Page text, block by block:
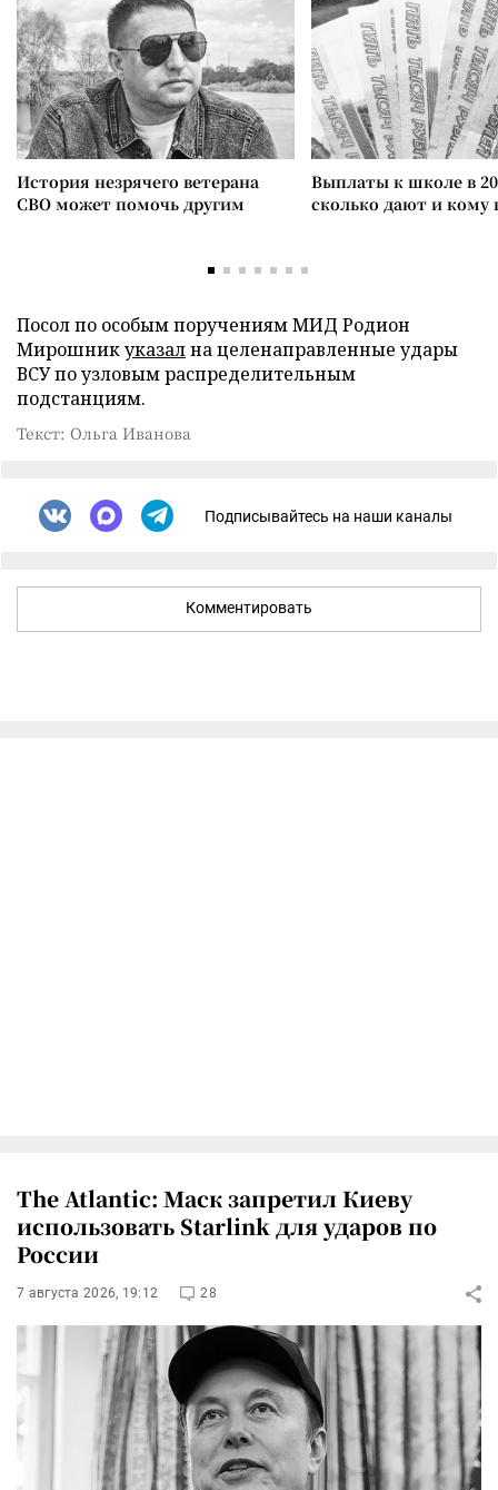
История незрячего ветерана
СВО может помочь другим
Выплаты к школе в
сколько дают и
Посол по особым поручениям МИД Родион
Мирошникуказална целенаправленные удары
ВСУ по узловым распределительным
подстанциям.
Текст: Ольга Иванова
Подписывайтесь на наши каналы
Комментировать
The Atlantic: Маск запретил Киеву
использовать Starlink для ударов по
России
7 августа 2026, 19:12 28